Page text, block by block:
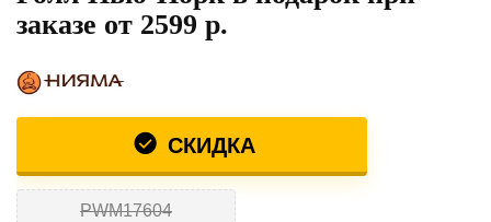
заказе от 2599 р.
СКИДКА
PWM17604